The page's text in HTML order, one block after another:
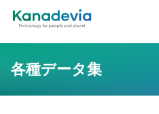
各種データ集